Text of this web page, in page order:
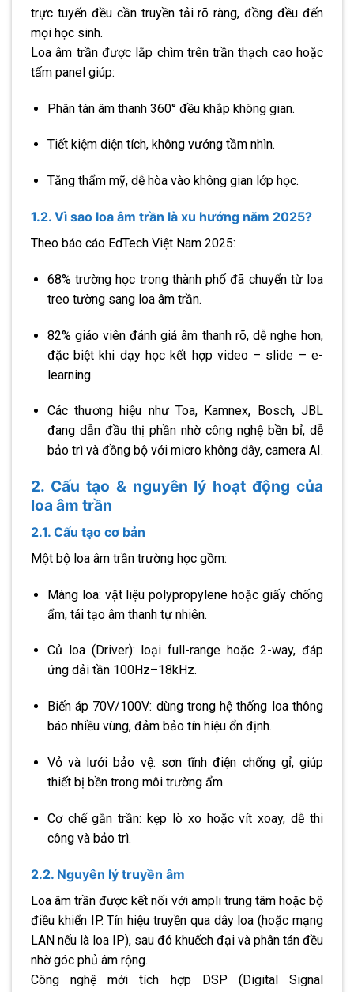
trực tuyến đều cần truyền tải rõ ràng, đồng đều đến
mọi học sinh.
Loa âm trần được lắp chìm trên trần thạch cao hoặc
tấm panel giúp:
Phân tán âm thanh 360° đều khắp không gian.
Tiết kiệm diện tích, không vướng tầm nhìn.
Tăng thẩm mỹ, dễ hòa vào không gian lớp học.
1.2. Vì sao loa âm trần là xu hướng năm 2025?
Theo báo cáo EdTech Việt Nam 2025:
68% trường học trong thành phố đã chuyển từ loa
treo tường sang loa âm trần.
82% giáo viên đánh giá âm thanh rõ, dễ nghe hơn,
đặc biệt khi dạy học kết hợp video – slide – e-
learning.
Các thương hiệu như Toa, Kamnex, Bosch, JBL
đang dẫn đầu thị phần nhờ công nghệ bền bỉ, dễ
bảo trì và đồng bộ với micro không dây, camera AI.
2. Cấu tạo & nguyên lý hoạt động của
loa âm trần
2.1. Cấu tạo cơ bản
Một bộ loa âm trần trường học gồm:
Màng loa: vật liệu polypropylene hoặc giấy chống
ẩm, tái tạo âm thanh tự nhiên.
Củ loa (Driver): loại full-range hoặc 2-way, đáp
ứng dải tần 100Hz–18kHz.
Biến áp 70V/100V: dùng trong hệ thống loa thông
báo nhiều vùng, đảm bảo tín hiệu ổn định.
Vỏ và lưới bảo vệ: sơn tĩnh điện chống gỉ, giúp
thiết bị bền trong môi trường ẩm.
Cơ chế gắn trần: kẹp lò xo hoặc vít xoay, dễ thi
công và bảo trì.
2.2. Nguyên lý truyền âm
Loa âm trần được kết nối với ampli trung tâm hoặc bộ
điều khiển IP. Tín hiệu truyền qua dây loa (hoặc mạng
LAN nếu là loa IP), sau đó khuếch đại và phân tán đều
nhờ góc phủ âm rộng.
Công nghệ mới tích hợp DSP (Digital Signal